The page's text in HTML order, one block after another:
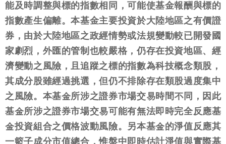
能及時調整與標的指數相同，可能使基金報酬與標的
指數產生偏離。本基金主要投資於大陸地區之有價證
券，由於大陸地區之政經情勢或法規變動較已開發國
家劇烈，外匯的管制也較嚴格，仍存在投資地區、經
濟變動之風險，且追蹤之標的指數為科技概念類股，
其成分股雖經過挑選，但仍不排除存在類股過度集中
之風險。本基金所涉之證券市場交易時間不同，因此
基金所涉之證券市場交易可能有無法即時完全反應基
金投資組合之價格波動風險。另本基金的淨值反應其
一籃子成分市值總合，惟盤中即時估計淨值與實際基